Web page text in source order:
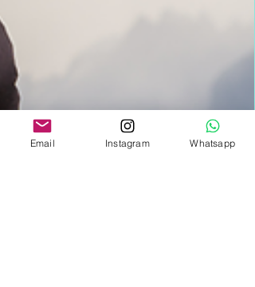
Email Instagram Whatsapp